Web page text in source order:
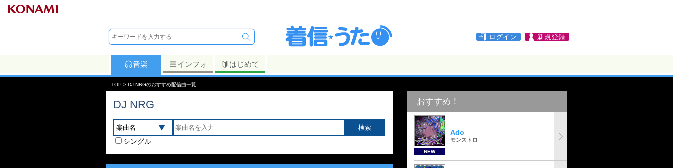
ログイン 新規登録
音楽 インフォ はじめて
TOP > DJ NRGのおすすめ配信曲一覧
DJ NRG
シングル
おすすめ！
NEW
Ado
モンストロ